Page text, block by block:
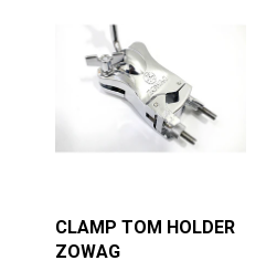
CLAMP TOM HOLDER
ZOWAG